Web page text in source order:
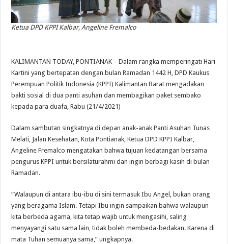
Ketua DPD KPPI Kalbar, Angeline Fremalco
KALIMANTAN TODAY, PONTIANAK – Dalam rangka memperingati Hari
Kartini yang bertepatan dengan bulan Ramadan 1442 H, DPD Kaukus
Perempuan Politik Indonesia (KPPI) Kalimantan Barat mengadakan
bakti sosial di dua panti asuhan dan membagikan paket sembako
kepada para duafa, Rabu (21/4/2021)
Dalam sambutan singkatnya di depan anak-anak Panti Asuhan Tunas
Melati, Jalan Kesehatan, Kota Pontianak, Ketua DPD KPPI Kalbar,
Angeline Fremalco mengatakan bahwa tujuan kedatangan bersama
pengurus KPPI untuk bersilaturahmi dan ingin berbagi kasih di bulan
Ramadan.
“Walaupun di antara ibu-ibu di sini termasuk Ibu Angel, bukan orang
yang beragama Islam. Tetapi Ibu ingin sampaikan bahwa walaupun
kita berbeda agama, kita tetap wajib untuk mengasihi, saling
menyayangi satu sama lain, tidak boleh membeda-bedakan. Karena di
mata Tuhan semuanya sama,” ungkapnya.